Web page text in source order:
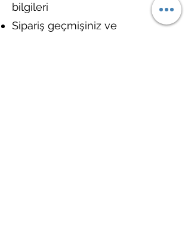
bilgileri
Sipariş geçmişiniz ve